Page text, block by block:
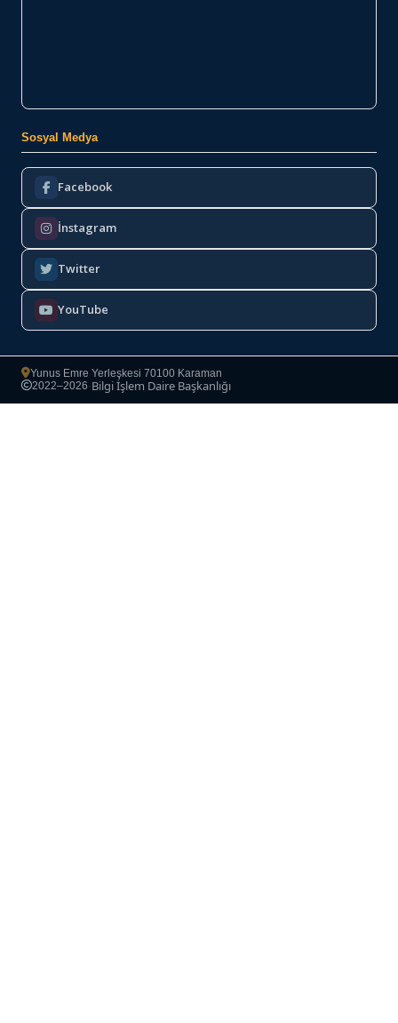
Sosyal Medya
Facebook
İnstagram
Twitter
YouTube
Yunus Emre Yerleşkesi 70100 Karaman
Copyright
2022–2026·Bilgi İşlem Daire Başkanlığı